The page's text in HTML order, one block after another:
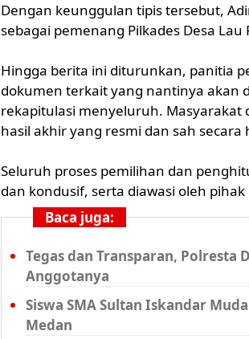
Dengan keunggulan tipis tersebut,
sebagai pemenang Pilkades Desa Lau
Hingga berita ini diturunkan, panitia
dokumen terkait yang nantinya akan
rekapitulasi menyeluruh.
hasil akhir yang resmi dan sah
Seluruh proses pemilihan dan
dan kondusif, serta diawasi oleh
Baca juga:
Tegas dan Transparan, Polresta
Anggotanya
Siswa SMA Sultan Iskandar
Medan